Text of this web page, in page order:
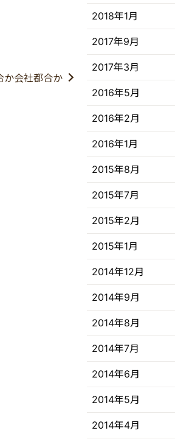
か会社都合か
2018年1月
2017年9月
2017年3月
2016年5月
2016年2月
2016年1月
2015年8月
2015年7月
2015年2月
2015年1月
2014年12月
2014年9月
2014年8月
2014年7月
2014年6月
2014年5月
2014年4月